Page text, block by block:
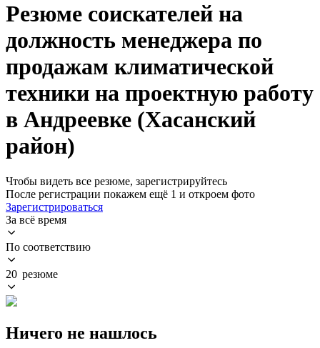
Резюме соискателей на
должность менеджера по
продажам климатической
техники на проектную работу
в Андреевке (Хасанский
район)
Чтобы видеть все резюме, зарегистрируйтесь
После регистрации покажем ещё 1 и откроем фото
Зарегистрироваться
За всё время
По соответствию
20 резюме
Ничего не нашлось